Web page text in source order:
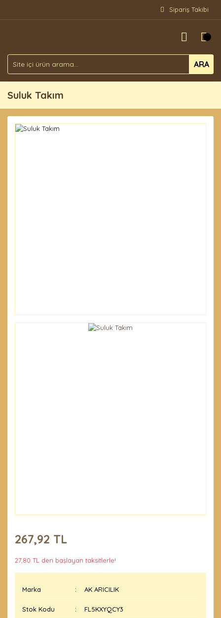
Sipariş Takibi
ARA
Suluk Takım
267,92 TL
27,80 TL den başlayan taksitlerle!
Marka AK ARICILIK
Stok Kodu FL5KXYQCY3